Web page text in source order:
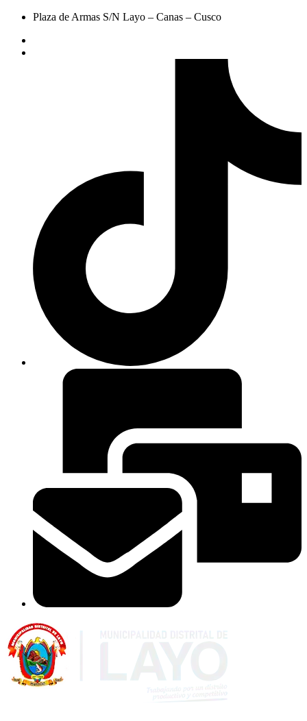
Plaza de Armas S/N Layo – Canas – Cusco